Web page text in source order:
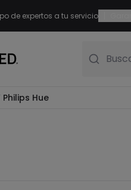
de expertos a tu servicio
Philips Hue